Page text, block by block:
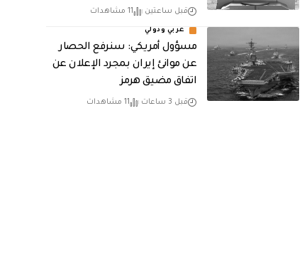
قبل ساعتين 11 مشاهدات
عربي ودولي
مسؤول أمريكي: سنرفع الحصار
عن موانئ إيران بمجرد الإعلان عن
اتفاق مضيق هرمز
قبل 3 ساعات 11 مشاهدات